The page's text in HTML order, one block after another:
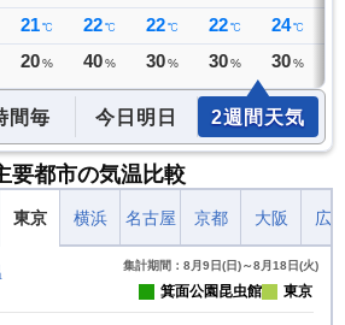
21 ℃
20 %
22 ℃
40 %
22 ℃
30 %
22 ℃
30 %
24 ℃
30 %
間毎 今日明日 2週間天気
要都市の気温比較
東京 横浜 名古屋 京都 大阪 広
集計期間：8月9日(日)～8月18日(火)
箕面公園昆虫館 東京